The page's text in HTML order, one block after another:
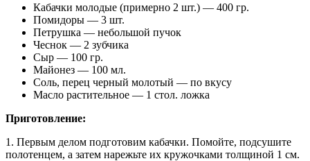
Кабачки молодые (примерно 2 шт.) — 400 гр.
Помидоры — 3 шт.
Петрушка — небольшой пучок
Чеснок — 2 зубчика
Сыр — 100 гр.
Майонез — 100 мл.
Соль, перец черный молотый — по вкусу
Масло растительное — 1 стол. ложка
Приготовление:
1. Первым делом подготовим кабачки. Помойте, подсушите
полотенцем, а затем нарежьте их кружочками толщиной 1 см.